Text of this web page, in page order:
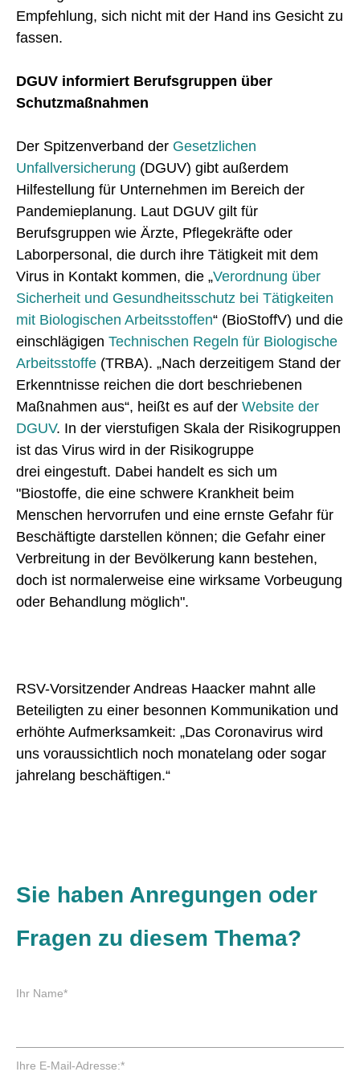
Empfehlung, sich nicht mit der Hand ins Gesicht zu
fassen.
DGUV informiert Berufsgruppen über
Schutzmaßnahmen
Der Spitzenverband der Gesetzlichen
Unfallversicherung (DGUV) gibt außerdem
Hilfestellung für Unternehmen im Bereich der
Pandemieplanung. Laut DGUV gilt für
Berufsgruppen wie Ärzte, Pflegekräfte oder
Laborpersonal, die durch ihre Tätigkeit mit dem
Virus in Kontakt kommen, die „Verordnung über
Sicherheit und Gesundheitsschutz bei Tätigkeiten
mit Biologischen Arbeitsstoffen“ (BioStoffV) und die
einschlägigen Technischen Regeln für Biologische
Arbeitsstoffe (TRBA). „Nach derzeitigem Stand der
Erkenntnisse reichen die dort beschriebenen
Maßnahmen aus“, heißt es auf der Website der
DGUV. In der vierstufigen Skala der Risikogruppen
ist das Virus wird in der Risikogruppe
drei eingestuft. Dabei handelt es sich um
"Biostoffe, die eine schwere Krankheit beim
Menschen hervorrufen und eine ernste Gefahr für
Beschäftigte darstellen können; die Gefahr einer
Verbreitung in der Bevölkerung kann bestehen,
doch ist normalerweise eine wirksame Vorbeugung
oder Behandlung möglich".
RSV-Vorsitzender Andreas Haacker mahnt alle
Beteiligten zu einer besonnen Kommunikation und
erhöhte Aufmerksamkeit: „Das Coronavirus wird
uns voraussichtlich noch monatelang oder sogar
jahrelang beschäftigen.“
Sie haben Anregungen oder
Fragen zu diesem Thema?
P
h
Ihr Name*
P
Ihre E-Mail-Adresse:*